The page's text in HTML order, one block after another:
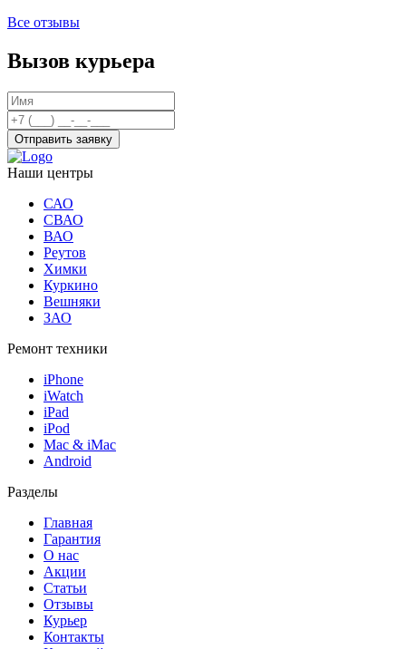
Все отзывы
Вызов курьера
Отправить заявку
Наши центры
САО
СВАО
ВАО
Реутов
Химки
Куркино
Вешняки
ЗАО
Ремонт техники
iPhone
iWatch
iPad
iPod
Mac & iMac
Android
Разделы
Главная
Гарантия
О нас
Акции
Статьи
Отзывы
Курьер
Контакты